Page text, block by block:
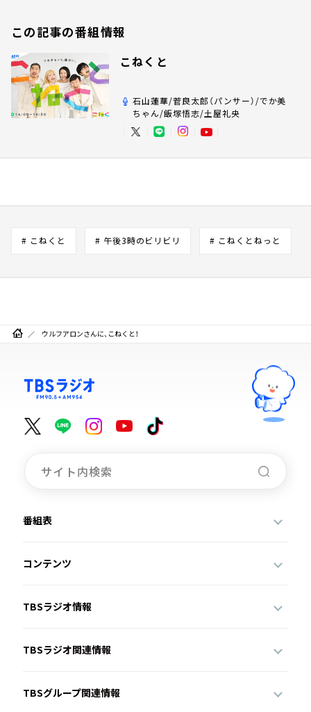
この記事の番組情報
こねくと
石山蓮華/菅良太郎（パンサー）/でか美
ちゃん/飯塚悟志/土屋礼央
# こねくと # 午後3時のビリビリ # こねくとねっと
ウルフアロンさんに、こねくと！
番組表
コンテンツ
TBSラジオ情報
TBSラジオ関連情報
TBSグループ関連情報